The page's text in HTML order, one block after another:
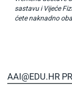
sastavu i Vijeće
ćete naknadno
AAI@EDU.HR